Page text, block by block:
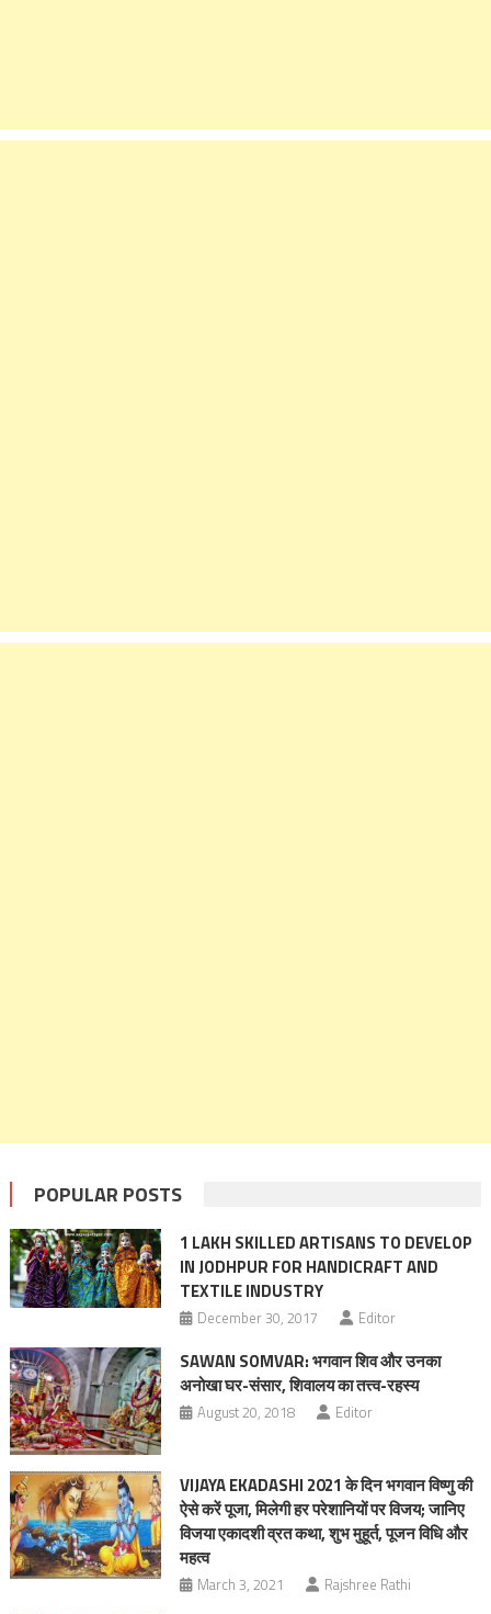
POPULAR POSTS
1 LAKH SKILLED ARTISANS TO DEVELOP
IN JODHPUR FOR HANDICRAFT AND
TEXTILE INDUSTRY
December 30, 2017 Editor
SAWAN SOMVAR: भगवान शिव और उनका
अनोखा घर-संसार, शिवालय का तत्त्व-रहस्य
August 20, 2018 Editor
VIJAYA EKADASHI 2021 के दिन भगवान विष्णु की
ऐसे करें पूजा, मिलेगी हर परेशानियों पर विजय; जानिए
विजया एकादशी व्रत कथा, शुभ मुहूर्त, पूजन विधि और
महत्व
March 3, 2021 Rajshree Rathi